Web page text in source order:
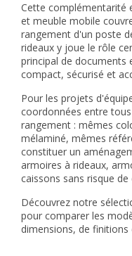
Cette complémentarité
et meuble mobile
rangement d'un poste
rideaux y joue le rôle
principal de
compact, sécurisé et
Pour les projets
coordonnées entre
rangement : mêmes
mélaminé, mêmes
constituer un
armoires à rideaux,
caissons sans risque de
Découvrez notre
pour comparer les
dimensions, de finitions